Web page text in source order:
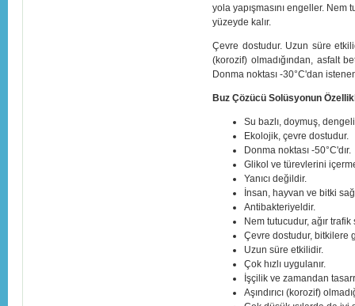
yola yapışmasını engeller. Nem
yüzeyde kalır.
Çevre dostudur. Uzun süre
(korozif) olmadığından, asfalt
Donma noktası -30°C'dan
Buz Çözücü Solüsyonun
Su bazlı, doymuş, dengeli
Ekolojik, çevre dostudur.
Donma noktası -50°C'dır.
Glikol ve türevlerini
Yanıcı değildir.
İnsan, hayvan ve bitki
Antibakteriyeldir.
Nem tutucudur, ağır
Çevre dostudur, bitkilere
Uzun süre etkilidir.
Çok hızlı uygulanır.
İşçilik ve zamandan
Aşındırıcı (korozif)